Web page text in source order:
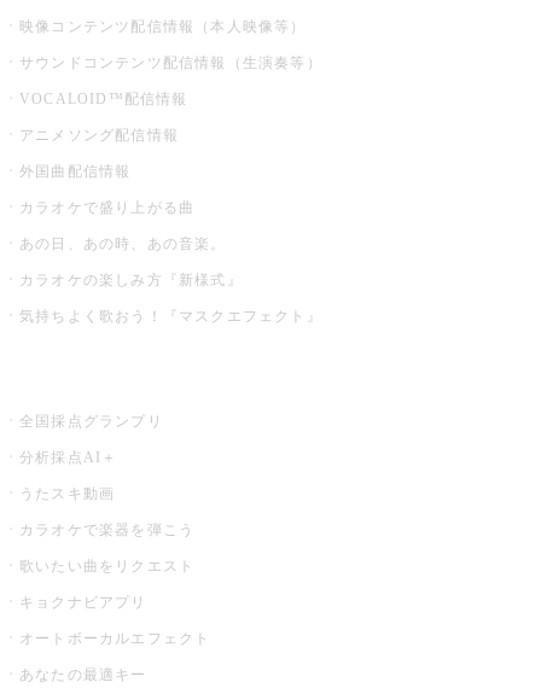
映像コンテンツ配信情報（本人映像等）
サウンドコンテンツ配信情報（生演奏等）
VOCALOID™配信情報
アニメソング配信情報
外国曲配信情報
カラオケで盛り上がる曲
あの日、あの時、あの音楽。
カラオケの楽しみ方『新様式』
気持ちよく歌おう！『マスクエフェクト』
全国採点グランプリ
分析採点AI＋
うたスキ動画
カラオケで楽器を弾こう
歌いたい曲をリクエスト
キョクナビアプリ
オートボーカルエフェクト
あなたの最適キー